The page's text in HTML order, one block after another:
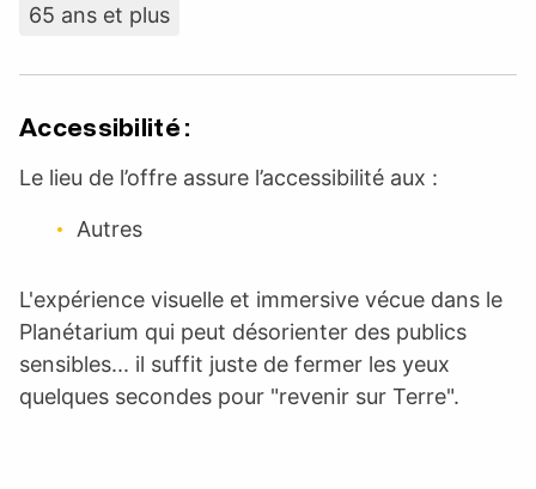
65 ans et plus
Accessibilité :
Le lieu de l’offre assure l’accessibilité aux :
Autres
L'expérience visuelle et immersive vécue dans le
Planétarium qui peut désorienter des publics
sensibles... il suffit juste de fermer les yeux
quelques secondes pour "revenir sur Terre".